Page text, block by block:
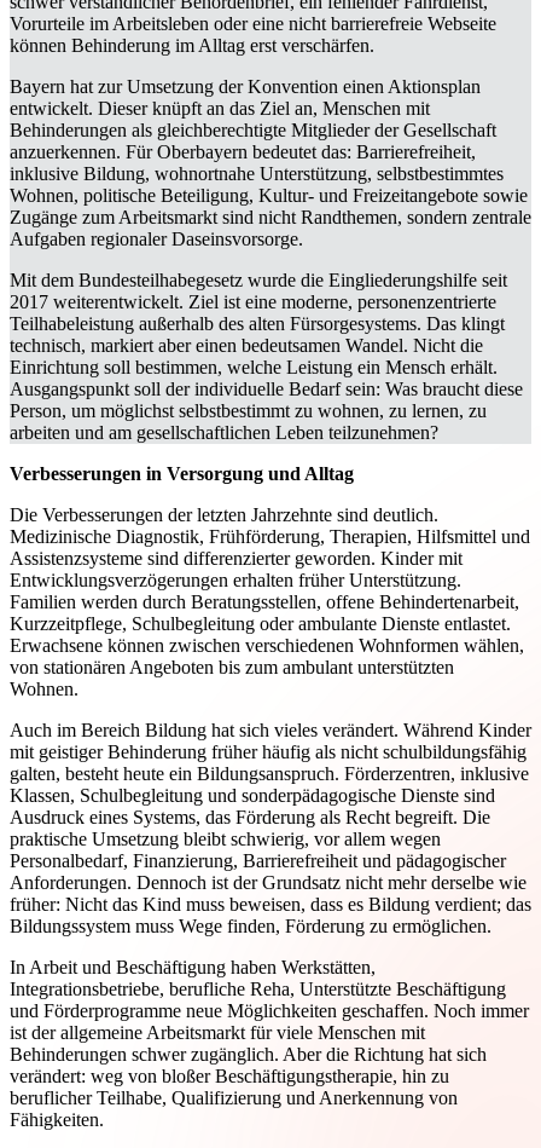
Vorurteile im Arbeitsleben oder eine nicht barrierefreie Webseite
können Behinderung im Alltag erst verschärfen.
Bayern hat zur Umsetzung der Konvention einen Aktionsplan
entwickelt. Dieser knüpft an das Ziel an, Menschen mit
Behinderungen als gleichberechtigte Mitglieder der Gesellschaft
anzuerkennen. Für Oberbayern bedeutet das: Barrierefreiheit,
inklusive Bildung, wohnortnahe Unterstützung, selbstbestimmtes
Wohnen, politische Beteiligung, Kultur- und Freizeitangebote sowie
Zugänge zum Arbeitsmarkt sind nicht Randthemen, sondern zentrale
Aufgaben regionaler Daseinsvorsorge.
Mit dem Bundesteilhabegesetz wurde die Eingliederungshilfe seit
2017 weiterentwickelt. Ziel ist eine moderne, personenzentrierte
Teilhabeleistung außerhalb des alten Fürsorgesystems. Das klingt
technisch, markiert aber einen bedeutsamen Wandel. Nicht die
Einrichtung soll bestimmen, welche Leistung ein Mensch erhält.
Ausgangspunkt soll der individuelle Bedarf sein: Was braucht diese
Person, um möglichst selbstbestimmt zu wohnen, zu lernen, zu
arbeiten und am gesellschaftlichen Leben teilzunehmen?
Verbesserungen in Versorgung und Alltag
Die Verbesserungen der letzten Jahrzehnte sind deutlich.
Medizinische Diagnostik, Frühförderung, Therapien, Hilfsmittel und
Assistenzsysteme sind differenzierter geworden. Kinder mit
Entwicklungsverzögerungen erhalten früher Unterstützung.
Familien werden durch Beratungsstellen, offene Behindertenarbeit,
Kurzzeitpflege, Schulbegleitung oder ambulante Dienste entlastet.
Erwachsene können zwischen verschiedenen Wohnformen wählen,
von stationären Angeboten bis zum ambulant unterstützten
Wohnen.
Auch im Bereich Bildung hat sich vieles verändert. Während Kinder
mit geistiger Behinderung früher häufig als nicht schulbildungsfähig
galten, besteht heute ein Bildungsanspruch. Förderzentren, inklusive
Klassen, Schulbegleitung und sonderpädagogische Dienste sind
Ausdruck eines Systems, das Förderung als Recht begreift. Die
praktische Umsetzung bleibt schwierig, vor allem wegen
Personalbedarf, Finanzierung, Barrierefreiheit und pädagogischer
Anforderungen. Dennoch ist der Grundsatz nicht mehr derselbe wie
früher: Nicht das Kind muss beweisen, dass es Bildung verdient; das
Bildungssystem muss Wege finden, Förderung zu ermöglichen.
In Arbeit und Beschäftigung haben Werkstätten,
Integrationsbetriebe, berufliche Reha, Unterstützte Beschäftigung
und Förderprogramme neue Möglichkeiten geschaffen. Noch immer
ist der allgemeine Arbeitsmarkt für viele Menschen mit
Behinderungen schwer zugänglich. Aber die Richtung hat sich
verändert: weg von bloßer Beschäftigungstherapie, hin zu
beruflicher Teilhabe, Qualifizierung und Anerkennung von
Fähigkeiten.